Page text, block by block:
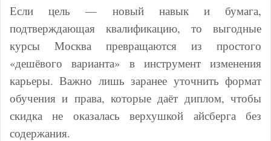
Если цель — новый навык и бумага,
подтверждающая квалификацию, то выгодные
курсы Москва превращаются из простого
«дешёвого варианта» в инструмент изменения
карьеры. Важно лишь заранее уточнить формат
обучения и права, которые даёт диплом, чтобы
скидка не оказалась верхушкой айсберга без
содержания.